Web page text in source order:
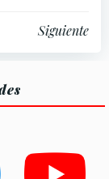
Siguiente